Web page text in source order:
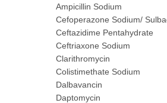
Ampicillin Sodium
Cefoperazone Sodium/
Ceftazidime Pentahydrate
Ceftriaxone Sodium
Clarithromycin
Colistimethate Sodium
Dalbavancin
Daptomycin